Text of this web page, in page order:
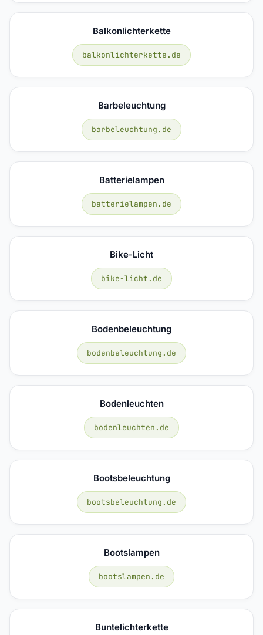
Balkonlichterkette
balkonlichterkette.de
Barbeleuchtung
barbeleuchtung.de
Batterielampen
batterielampen.de
Bike-Licht
bike-licht.de
Bodenbeleuchtung
bodenbeleuchtung.de
Bodenleuchten
bodenleuchten.de
Bootsbeleuchtung
bootsbeleuchtung.de
Bootslampen
bootslampen.de
Buntelichterkette